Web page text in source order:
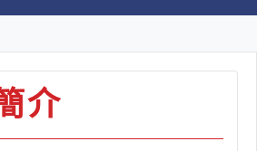
介